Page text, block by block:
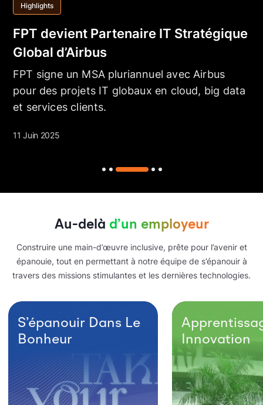
Highlights
FPT devient Partenaire IT Stratégique
Global d’Airbus
FPT signe un MSA pluriannuel avec Airbus
pour des projets IT globaux en cloud, big data
et services clients.
11 Juin 2025
Au-delà d’un employeur
Construire une main-d’œuvre inclusive, prête pour l’avenir et
épanouie, tout en permettant à notre équipe de s’épanouir à
travers des missions stimulantes et les dernières technologies.
S’épanouir Dans Le
Bonheur
Innovation